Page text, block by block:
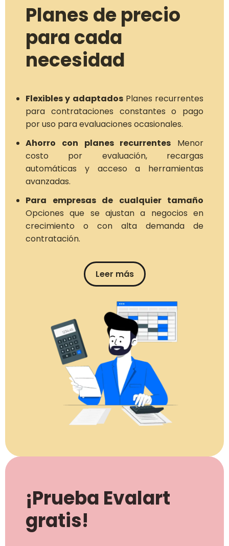
Planes de precio
para cada
necesidad
Flexibles y adaptadosPlanes recurrentes
para contrataciones constantes o pago
por uso para evaluaciones ocasionales.
Ahorro con planes recurrentes Menor
costo por evaluación, recargas
automáticas y acceso a herramientas
avanzadas.
Para empresas de cualquier tamaño
Opciones que se ajustan a negocios en
crecimiento o con alta demanda de
contratación.
Leer más
¡Prueba Evalart
gratis!